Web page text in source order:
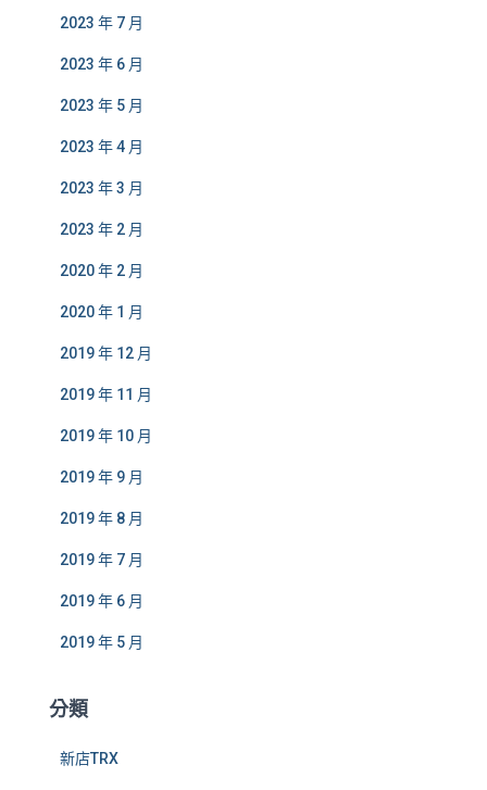
2023 年 7 月
2023 年 6 月
2023 年 5 月
2023 年 4 月
2023 年 3 月
2023 年 2 月
2020 年 2 月
2020 年 1 月
2019 年 12 月
2019 年 11 月
2019 年 10 月
2019 年 9 月
2019 年 8 月
2019 年 7 月
2019 年 6 月
2019 年 5 月
分類
新店TRX